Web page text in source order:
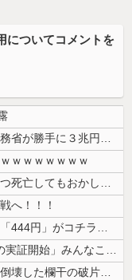
についてコメントを
世耕議員、国会で審議・議決した予算を財務省が勝手に３兆円動かしていると...
ｗｗｗｗｗｗｗ
イラン最高指導者のモジタバ師が危篤「いつ死亡してもおかしくない」…イラ...
へ！！！
【画像あり】ロピアのパワー全開おにぎり「444円」がコチラｗｗｗｗｗ
【速報】新電力Looop「19-21時電力無料の実証開始」みんなこれに...
強風で欄干が全面的に倒壊した中国の橋、倒壊した欄干の破片を調べると凄ま...